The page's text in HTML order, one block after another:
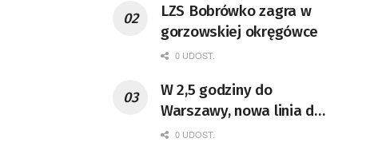
LZS Bobrówko zagra w
gorzowskiej okręgówce
0 UDOST.
W 2,5 godziny do
Warszawy, nowa linia do
Szczecina i Gorzów
0 UDOST.